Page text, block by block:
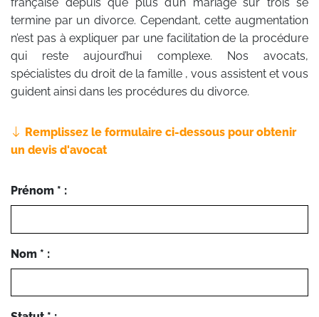
termine par un divorce. Cependant, cette augmentation
n’est pas à expliquer par une facilitation de la procédure
qui reste aujourd’hui complexe. Nos avocats,
spécialistes du droit de la famille , vous assistent et vous
guident ainsi dans les procédures du divorce.
Remplissez le formulaire ci-dessous pour obtenir
un devis d'avocat
Prénom * :
Nom * :